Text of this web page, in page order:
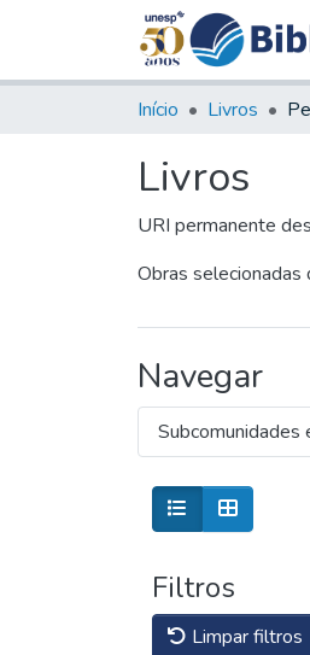
Início Livros
Livros
URI permanente
Obras
Navegar
Subcomunidades
Filtros
Limpar filtros